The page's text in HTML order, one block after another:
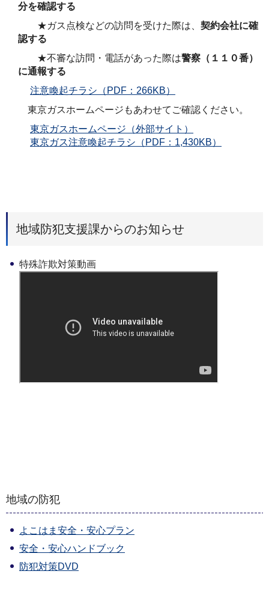
分を確認する
★ガス点検などの訪問を受けた際は、 契約会社に確
認する
★不審な訪問・電話があった際は警察（１１０番）
に通報する
注意喚起チラシ（PDF：266KB）
東京ガスホームページもあわせてご確認ください。
東京ガスホームページ（外部サイト）
東京ガス注意喚起チラシ（PDF：1,430KB）
地域防犯支援課からのお知らせ
特殊詐欺対策動画
地域の防犯
よこはま安全・安心プラン
安全・安心ハンドブック
防犯対策DVD